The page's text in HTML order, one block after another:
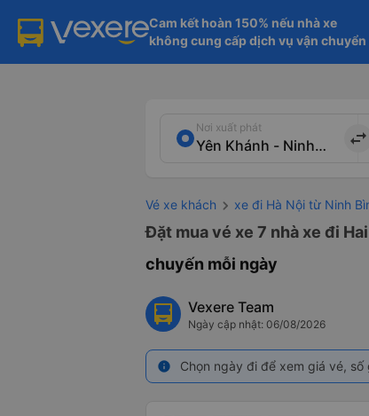
Cam kết hoàn 150% nếu nhà xe
không cung cấp dịch vụ vận
Nơi xuất phát
import_export
Vé xe khách xe đi Hà Nội từ Ninh
Đặt mua vé xe 7 nhà xe đi
chuyến mỗi ngày
Vexere Team
Ngày cập nhật: 06/08/2026
info Chọn ngày đi để xem giá vé,